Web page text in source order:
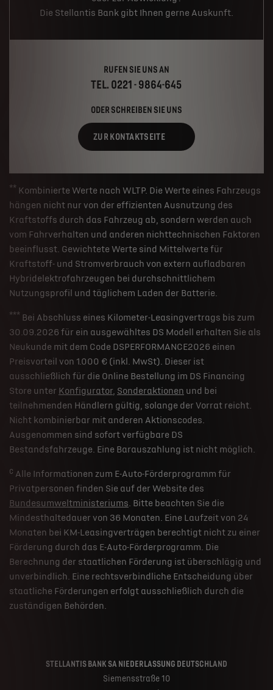
Die Stellantis Bank gibt Ihnen gerne Auskunft.
RUFEN SIE UNS AN
TEL. 0221 - 9864-645
ODER SCHREIBEN SIE UNS
ZUR KONTAKTSEITE
** Kombinierte Werte nach WLTP. Die Werte eines Fahrzeugs
hängen nicht nur von der effizienten Ausnutzung des
Kraftstoffs durch das Fahrzeug ab, sondern werden auch
vom Fahrverhalten und anderen nichttechnischen Faktoren
beeinflusst. Gewichtete Werte sind Mittelwerte für
Kraftstoff- und Stromverbrauch von extern aufladbaren
Hybridelektrofahrzeugen bei durchschnittlichem
Nutzungsprofil und täglichem Laden der Batterie.
*** Bei Abschluss eines Kilometer-Leasingvertrags bis zum
30.09.2026 für ein ausgewähltes DS Modell erhalten Sie als
Neukunde mit dem Code DSPERFORMANCE2026 einen
Preisvorteil von 1.000 € (inkl. MwSt). Dieser ist
ausschließlich für die Online Bestellung im DS Financing
Store unter Konfigurator, Sonderaktionen und bei
teilnehmenden Händlern gültig, solange der Vorrat reicht.
Nicht kombinierbar mit anderen Aktionscodes.
Ausgenommen sind sofort verfügbare DS
Bestandsfahrzeuge. Eine Barauszahlung ist nicht möglich.
c Alle Informationen zum E-Auto-Förderprogramm für
Privatpersonen finden Sie auf der Website des
Bundesumweltministeriums. Bitte beachten Sie die
Mindesthaltedauer von 36 Monaten. Eine Laufzeit von 24
Monaten bei KM-Leasingverträgen berechtigt nicht zu einer
Förderung durch das E-Auto-Förderprogramm. Die
Berechnung der staatlichen Förderung ist überschlägig und
unverbindlich. Eine rechtsverbindliche Entscheidung über
staatliche Förderungen erfolgt ausschließlich durch die
zuständigen Behörden.
STELLANTIS BANK SA NIEDERLASSUNG DEUTSCHLAND
Siemensstraße 10